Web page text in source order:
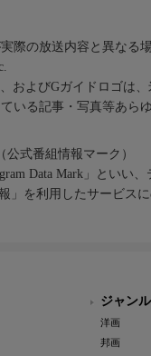
際の放送内容と異なる
およびGガイドロゴは
いる記事・写真等あら
公式番組情報マーク）
Data Mark」といい
」を利用したサービス
ジャンル
洋画
邦画